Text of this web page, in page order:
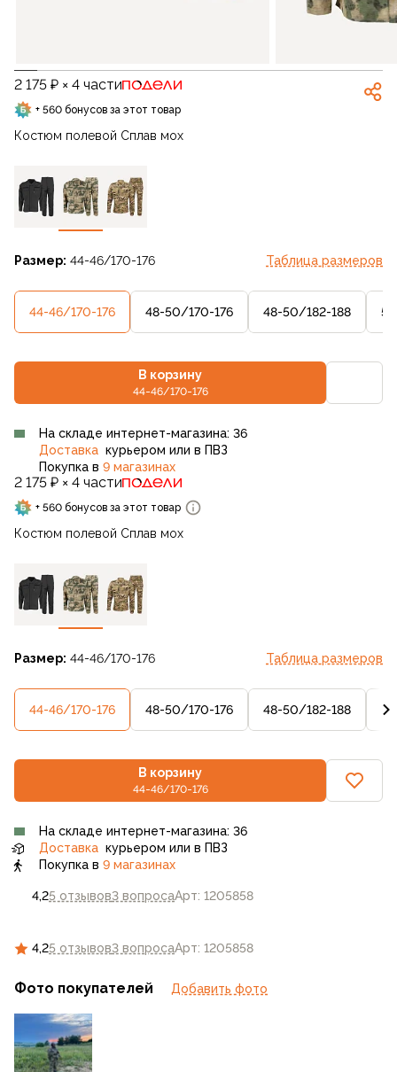
2 175 ₽ × 4 части
+ 560 бонусов за этот товар
Костюм полевой Сплав мох
Размер: 44-46/170-176 Таблица размеров
44-46/170-176 48-50/170-176 48-50/182-188
В корзину
44-46/170-176
4,25 отзывов3 вопросаАрт: 1205858
На складе интернет-магазина: 36
Доставка курьером или в ПВЗ
Покупка в 9 магазинах
2 175 ₽ × 4 части
+ 560 бонусов за этот товар
Костюм полевой Сплав мох
Размер: 44-46/170-176 Таблица размеров
44-46/170-176 48-50/170-176 48-50/182-188
В корзину
44-46/170-176
4,25 отзывов3 вопросаАрт: 1205858
На складе интернет-магазина: 36
Доставка курьером или в ПВЗ
Покупка в 9 магазинах
Фото покупателей Добавить фото